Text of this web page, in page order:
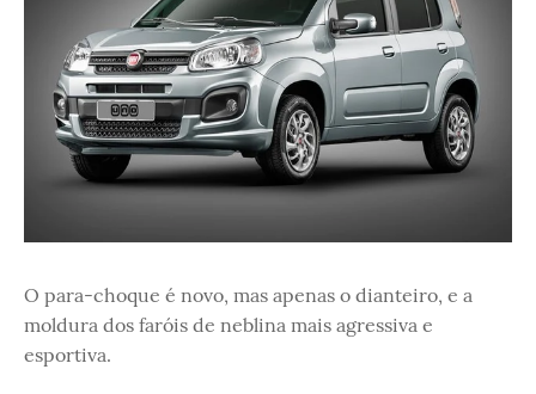
O para-choque é novo, mas apenas o dianteiro, e a
moldura dos faróis de neblina mais agressiva e
esportiva.